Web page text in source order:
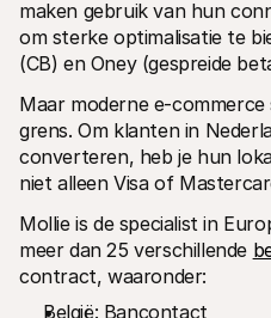
maken gebruik van hun
om sterke optimalisatie te
(CB) en Oney (gespreide
Maar moderne e-
grens. Om klanten in
converteren, heb je hun
niet alleen Visa of
Mollie is de specialist in
meer dan 25 verschillende
contract, waaronder:
België: Bancontact